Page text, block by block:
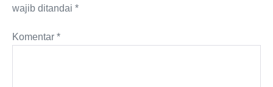
wajib ditandai *
Komentar *